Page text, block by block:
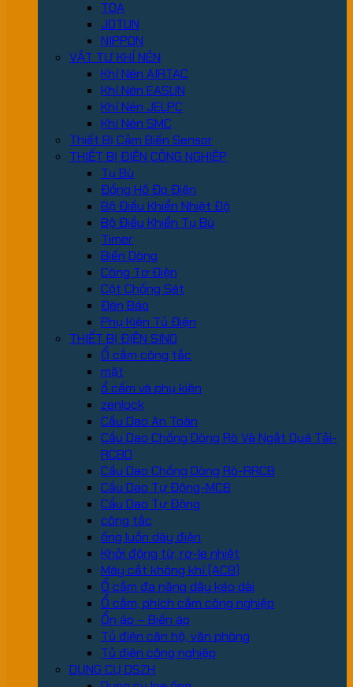
TOA
JOTUN
NIPPON
VẬT TƯ KHÍ NÉN
Khí Nén AIRTAC
Khí Nén EASUN
Khí Nén JELPC
Khí Nén SMC
Thiết Bị Cảm Biến Sensor
THIẾT BỊ ĐIỆN CÔNG NGHIỆP
Tụ Bù
Đồng Hồ Đo Điện
Bộ Điều Khiển Nhiệt Độ
Bộ Điều Khiển Tụ Bù
Timer
Biến Dòng
Công Tơ Điện
Cột Chống Sét
Đèn Báo
Phụ Kiện Tủ Điện
THIẾT BỊ ĐIỆN SINO
Ổ cắm công tắc
mặt
ổ cấm và phụ kiện
zenlock
Cầu Dao An Toàn
Cầu Dao Chống Dòng Rò Và Ngắt Quá Tải-
RCBO
Cầu Dao Chống Dòng Rò-RRCB
Cầu Dao Tự Động-MCB
Cầu Dao Tự Động
công tắc
ống luồn dây điện
Khởi động từ, rơ-le nhiệt
Máy cắt không khí (ACB)
Ổ cắm đa năng dây kéo dài
Ổ cắm, phích cắm công nghiệp
Ổn áp – Biến áp
Tủ điện căn hộ, văn phòng
Tủ điện công nghiệp
DỤNG CỤ DSZH